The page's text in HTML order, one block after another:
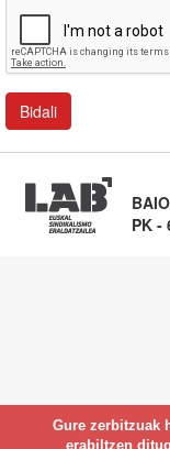
PK -
Gure zerbitzuak
erabiltzen